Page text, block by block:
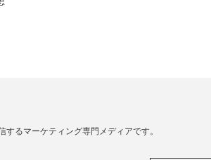
るマーケティング専門メディアです。